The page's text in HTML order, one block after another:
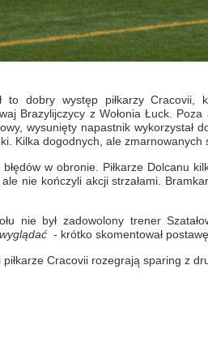
to dobry występ piłkarzy Cracovii,
Brazylijczycy z Wołonia Łuck.
wysunięty napastnik wykorzystał
Kilka dogodnych, ale
w obronie. Piłkarze Dolcanu
nie kończyli akcji strzałami.
nie był zadowolony trener
- krótko skomentował
Cracovii rozegrają sparing z